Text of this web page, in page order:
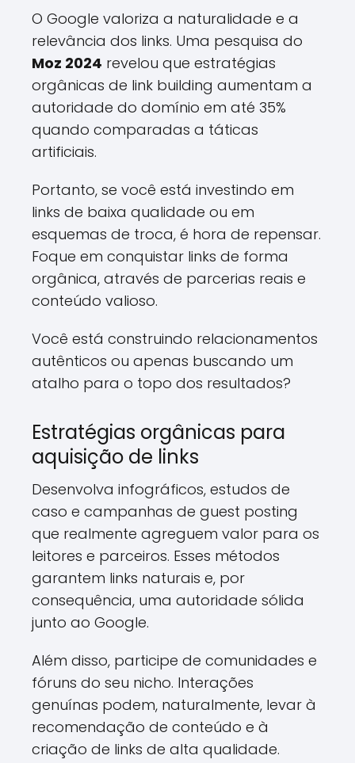
O Google valoriza a naturalidade e a
relevância dos links. Uma pesquisa do
Moz 2024 revelou que estratégias
orgânicas de link building aumentam a
autoridade do domínio em até 35%
quando comparadas a táticas
artificiais.
Portanto, se você está investindo em
links de baixa qualidade ou em
esquemas de troca, é hora de repensar.
Foque em conquistar links de forma
orgânica, através de parcerias reais e
conteúdo valioso.
Você está construindo relacionamentos
autênticos ou apenas buscando um
atalho para o topo dos resultados?
Estratégias orgânicas para
aquisição de links
Desenvolva infográficos, estudos de
caso e campanhas de guest posting
que realmente agreguem valor para os
leitores e parceiros. Esses métodos
garantem links naturais e, por
consequência, uma autoridade sólida
junto ao Google.
Além disso, participe de comunidades e
fóruns do seu nicho. Interações
genuínas podem, naturalmente, levar à
recomendação de conteúdo e à
criação de links de alta qualidade.